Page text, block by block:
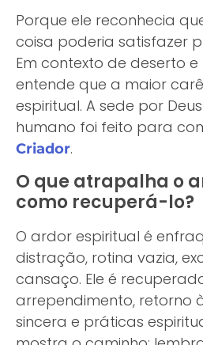
Porque ele reconhecia
coisa poderia satisfazer
Em contexto de deserto e
entende que a maior
espiritual. A sede por
humano foi feito para
Criador.
O que atrapalha o
como recuperá-lo?
O ardor espiritual é
distração, rotina vazia,
cansaço. Ele é
arrependimento, retorno
sincera e práticas